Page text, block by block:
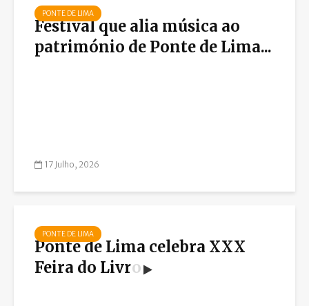
PONTE DE LIMA
Festival que alia música ao
património de Ponte de Lima...
17 Julho, 2026
PONTE DE LIMA
Ponte de Lima celebra XXX
Feira do Livro